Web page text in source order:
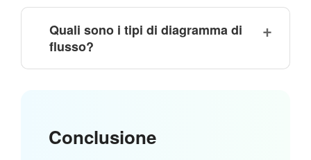
Quali sono i tipi di diagramma di
flusso?
Conclusione